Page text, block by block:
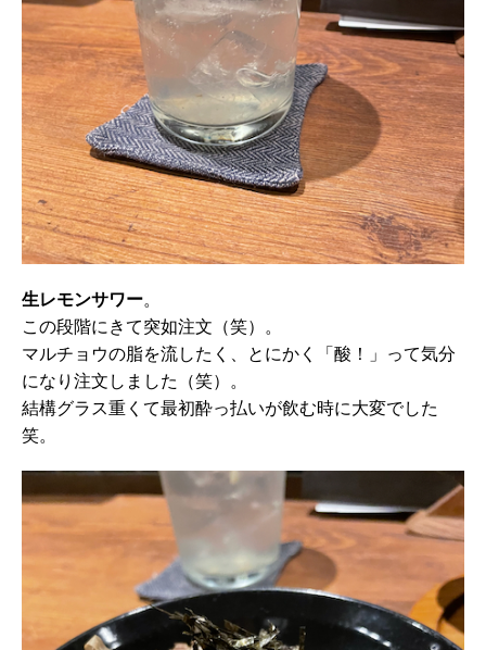
生レモンサワー。
この段階にきて突如注文（笑）。
マルチョウの脂を流したく、とにかく「酸！」って気分
になり注文しました（笑）。
結構グラス重くて最初酔っ払いが飲む時に大変でした
笑。